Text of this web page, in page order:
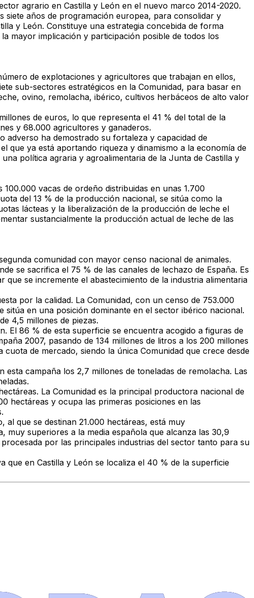
agrario en Castilla y León en el nuevo marco 2014-2020.
siete años de programación europea, para consolidar y
y León. Constituye una estrategia concebida de forma
mayor implicación y participación posible de todos los
de explotaciones y agricultores que trabajan en ellos,
sub-sectores estratégicos en la Comunidad, para basar en
ovino, remolacha, ibérico, cultivos herbáceos de alto valor
de euros, lo que representa el 41 % del total de la
y 68.000 agricultores y ganaderos.
adverso ha demostrado su fortaleza y capacidad de
que ya está aportando riqueza y dinamismo a la economía de
política agraria y agroalimentaria de la Junta de Castilla y
vacas de ordeño distribuidas en unas 1.700
del 13 % de la producción nacional, se sitúa como la
lácteas y la liberalización de la producción de leche el
sustancialmente la producción actual de leche de las
comunidad con mayor censo nacional de animales.
se sacrifica el 75 % de las canales de lechazo de España. Es
se incremente el abastecimiento de la industria alimentaria
por la calidad. La Comunidad, con un censo de 753.000
en una posición dominante en el sector ibérico nacional.
4,5 millones de piezas.
El 86 % de esta superficie se encuentra acogido a figuras de
2007, pasando de 134 millones de litros a los 200 millones
de mercado, siendo la única Comunidad que crece desde
campaña los 2,7 millones de toneladas de remolacha. Las
La Comunidad es la principal productora nacional de
hectáreas y ocupa las primeras posiciones en las
que se destinan 21.000 hectáreas, está muy
superiores a la media española que alcanza las 30,9
por las principales industrias del sector tanto para su
que en Castilla y León se localiza el 40 % de la superficie